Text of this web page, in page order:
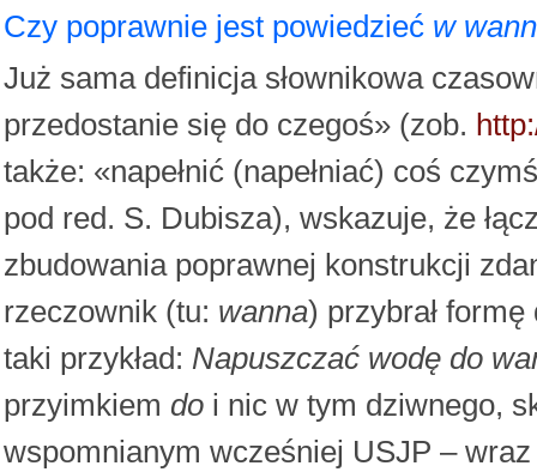
Czy poprawnie jest powiedzieć w
Już sama definicja słownikowa
przedostanie się do czegoś» (zob.
także: «napełnić (napełniać) coś
pod red. S. Dubisza), wskazuje, że
zbudowania poprawnej konstrukcji
rzeczownik (tu: wanna) przybrał formę
taki przykład: Napuszczać wodę do
przyimkiem do i nic w tym dziwnego,
wspomnianym wcześniej USJP –